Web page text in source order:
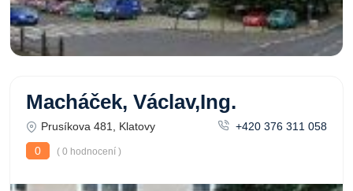
Macháček, Václav,Ing.
Prusíkova 481, Klatovy
+420 376 311 058
0
( 0 hodnocení )